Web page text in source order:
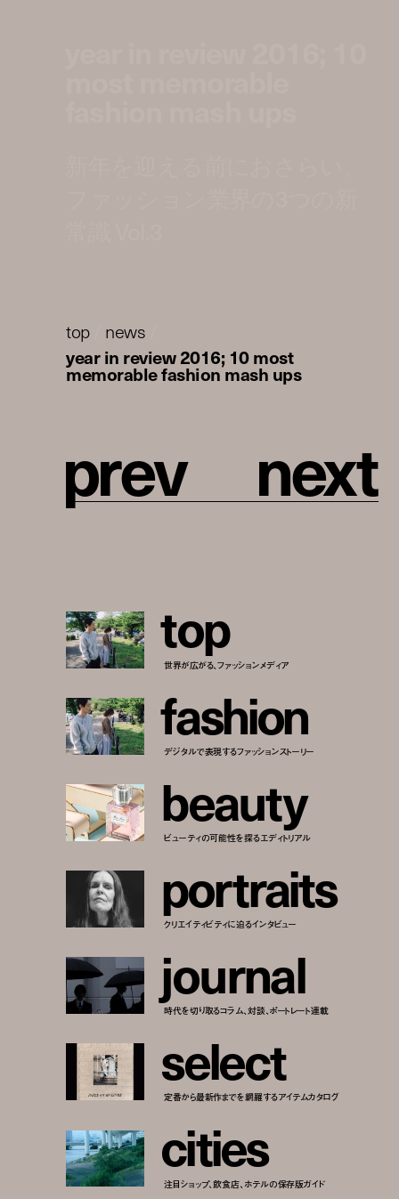
top/ news
year in review 2016; 10 most
memorable fashion mash ups
prev next
top
世界が広がる、ファッションメディア
fashion
デジタルで表現するファッションストーリー
beauty
ビューティの可能性を探るエディトリアル
portraits
クリエイティビティに迫るインタビュー
journal
時代を切り取るコラム、対談、ポートレート連載
select
定番から最新作までを網羅するアイテムカタログ
cities
注目ショップ、飲食店、ホテルの保存版ガイド